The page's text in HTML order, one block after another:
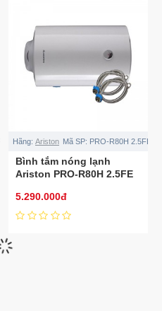
Hãng: Ariston Mã SP: PRO-R80H 2.5FE
Bình tắm nóng lạnh
Ariston PRO-R80H 2.5FE
5.290.000đ